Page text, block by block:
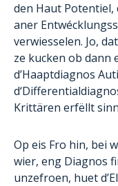
den Haut Potentiel,
aner
verwiesselen. Jo,
ze kucken ob dann
d’Haaptdiagnos
Krittären erfëllt
Op eis Fro hin, bei
wier, eng Diagnos
unzefroen, huet